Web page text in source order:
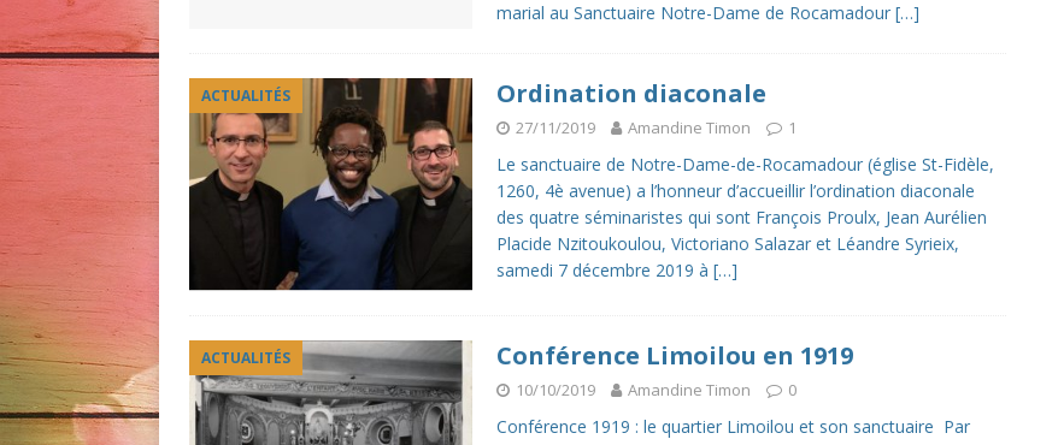
marial au Sanctuaire Notre-Dame de Rocamadour […]
ACTUALITÉS Ordination diaconale
27/11/2019 Amandine Timon 1
Le sanctuaire de Notre-Dame-de-Rocamadour (église St-Fidèle,
1260, 4è avenue) a l’honneur d’accueillir l’ordination diaconale
des quatre séminaristes qui sont François Proulx, Jean Aurélien
Placide Nzitoukoulou, Victoriano Salazar et Léandre Syrieix,
samedi 7 décembre 2019 à […]
ACTUALITÉS Conférence Limoilou en 1919
10/10/2019 Amandine Timon 0
Conférence 1919 : le quartier Limoilou et son sanctuaire Par